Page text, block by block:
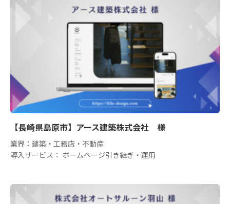
【長崎県島原市】アース建築株式会社 様
業界：建築・工務店・不動産
導入サービス： ホームページ引き継ぎ・運用